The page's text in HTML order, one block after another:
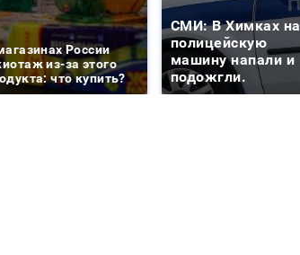
России
из-за этого
что купить?
СМИ: В Химках на
полицейскую
машину напали и
подожгли.